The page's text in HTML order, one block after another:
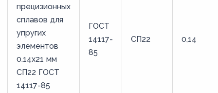
64
65
66
67
68
69
прецизионных
сплавов для
упругих
элементов
0.14x21 мм
СП22 ГОСТ
14117-85
ГОСТ
14117-
85
СП22 0,14